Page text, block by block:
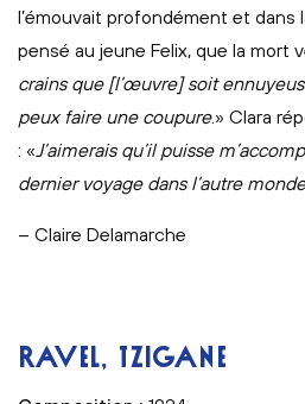
l’émouvait profondément et dans
pensé au jeune Felix, que la mort
crains que [l’œuvre] soit
peux faire une coupure.» Clara
: «J’aimerais qu’il puisse
dernier voyage dans l’autre monde
– Claire Delamarche
RAVEL, TZIGANE